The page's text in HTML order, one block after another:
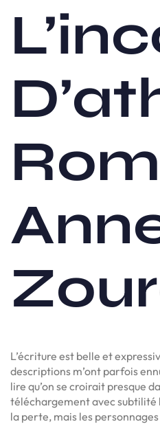
L’écriture est belle et
descriptions m’ont parfois
lire qu’on se croirait presque
téléchargement avec subtilité
la perte, mais les